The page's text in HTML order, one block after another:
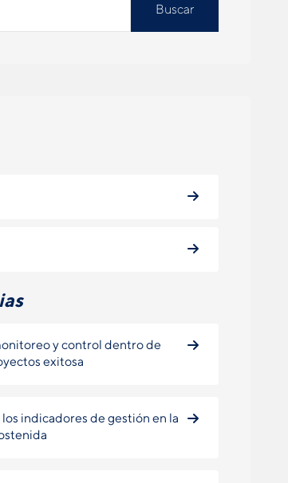
Buscar
y control dentro de
exitosa
indicadores de gestión en la